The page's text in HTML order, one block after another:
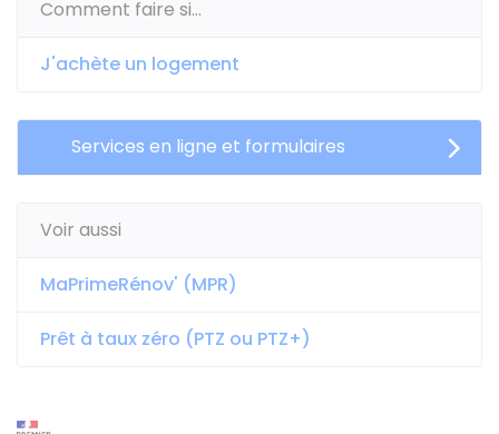
Comment faire si...
J'achète un logement
Services en ligne et formulaires
Voir aussi
MaPrimeRénov' (MPR)
Prêt à taux zéro (PTZ ou PTZ+)